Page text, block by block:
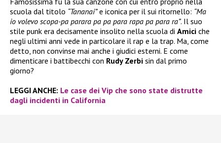
scuola dal titolo “Tananai”e iconica per il sui ritornello: “Ma
io volevo scopa-pa parara pa pa para rapa pa para ra”. Il suo
stile punk era decisamente insolito nella scuola di Amici che
negli ultimi anni vede in particolare il rap e la trap. Ma, come
detto, non convinse mai anche i giudici esterni. E come
dimenticare i battibecchi con Rudy Zerbi sin dal primo
giorno?
LEGGI ANCHE: Le case dei Vip che sono state distrutte
dagli incidenti in California